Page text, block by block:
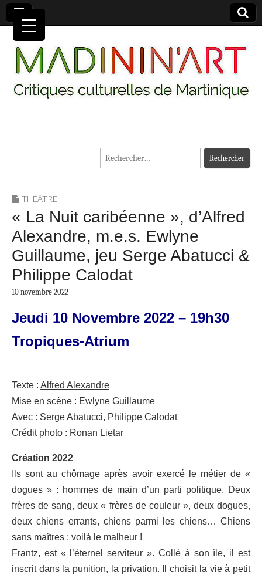
MADININ'ART
Rechercher :
THÉÂTRE
« La Nuit caribéenne », d’Alfred
Alexandre, m.e.s. Ewlyne
Guillaume, jeu Serge Abatucci &
Philippe Calodat
10 novembre 2022
Jeudi 10 Novembre 2022 – 19h30
Tropiques-Atrium
Texte : Alfred Alexandre
Mise en scène : Ewlyne Guillaume
Avec : Serge Abatucci, Philippe Calodat
Crédit photo : Ronan Lietar
Création 2022
Ils sont au chômage après avoir exercé le métier de «
dogues » : hommes de main d’un parti politique. Deux
frères de sang, deux « frères de couleur », deux dogues,
deux chiens errants, chiens parmi les chiens… Chiens
sans maîtres : voilà le malheur !
Frantz, est « l’éternel serviteur ». Collé à son île, il est
inscrit dans la punition, la privation. Il choisit la vie à petit